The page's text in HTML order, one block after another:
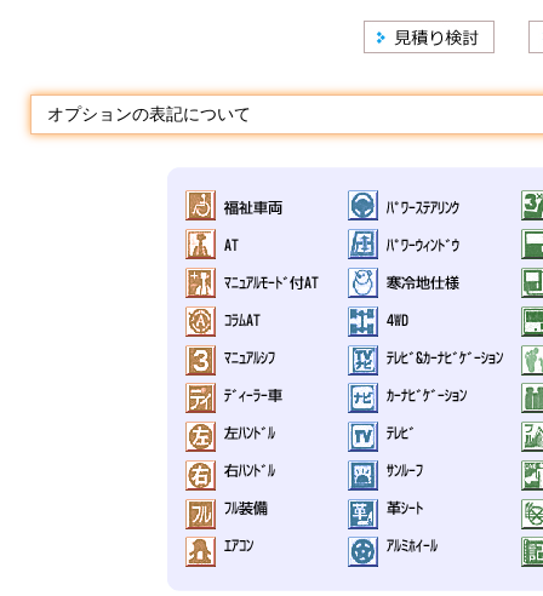
オプションの表記について